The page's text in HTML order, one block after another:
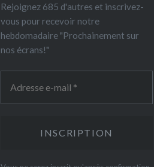
Rejoignez 685 d'autres et inscrivez-
vous pour recevoir notre
hebdomadaire "Prochainement sur
nos écrans!"